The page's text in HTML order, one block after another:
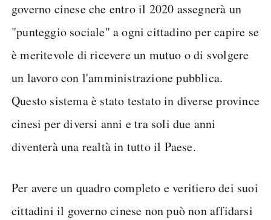
governo cinese che entro il 2020 assegnerà un
"punteggio sociale" a ogni cittadino per capire se
è meritevole di ricevere un mutuo o di svolgere
un lavoro con l'amministrazione pubblica.
Questo sistema è stato testato in diverse province
cinesi per diversi anni e tra soli due anni
diventerà una realtà in tutto il Paese.
Per avere un quadro completo e veritiero dei suoi
cittadini il governo cinese non può non affidarsi